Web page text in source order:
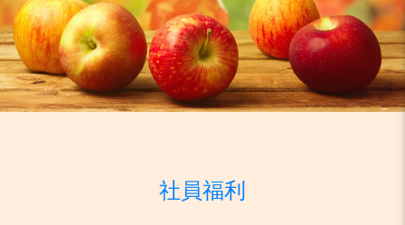
社員福利